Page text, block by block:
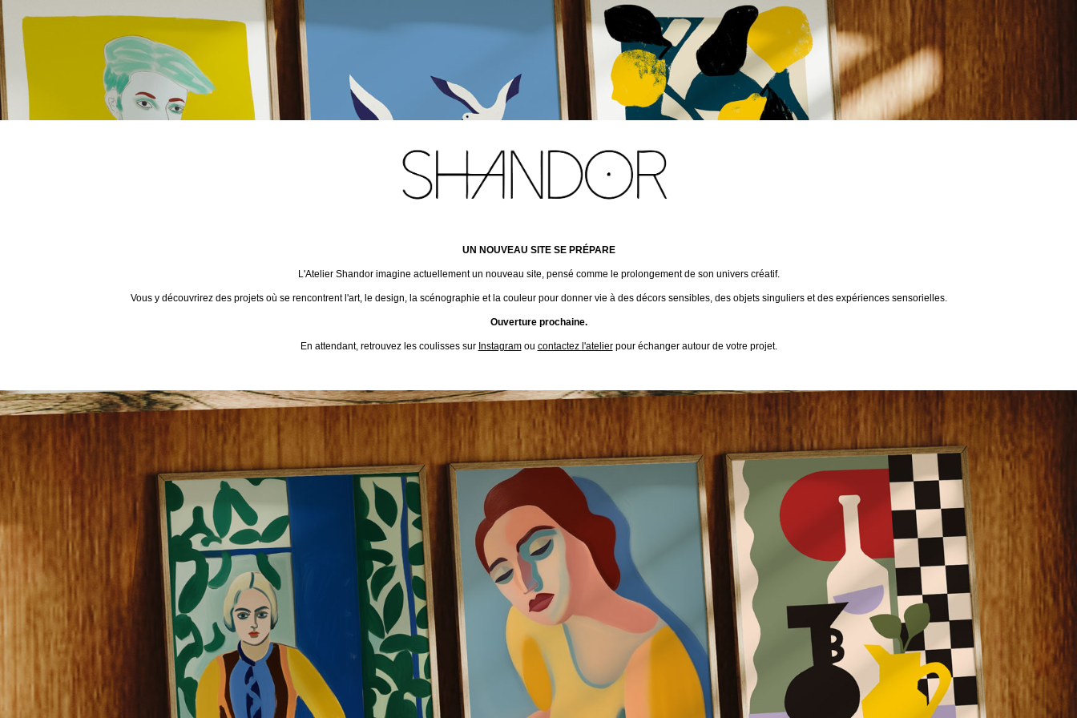
UN NOUVEAU SITE SE PRÉPARE
L'Atelier Shandor imagine actuellement un nouveau site, pensé comme le prolongement de son univers créatif.
Vous y découvrirez des projets où se rencontrent l'art, le design, la scénographie et la couleur pour donner vie à des décors sensibles, des objets singuliers et des expériences sensorielles.
Ouverture prochaine.
En attendant, retrouvez les coulisses sur Instagramou contactez l'atelierpour échanger autour de votre projet.